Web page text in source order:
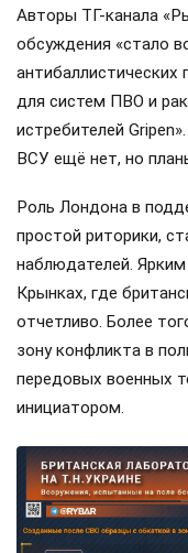
Авторы ТГ-канала
обсуждения «стало
антибаллистических
для систем ПВО и
истребителей
ВСУ ещё нет, но
Роль Лондона в
простой риторики,
наблюдателей.
Крынках, где
отчетливо. Более
зону конфликта в
передовых военных
инициатором.